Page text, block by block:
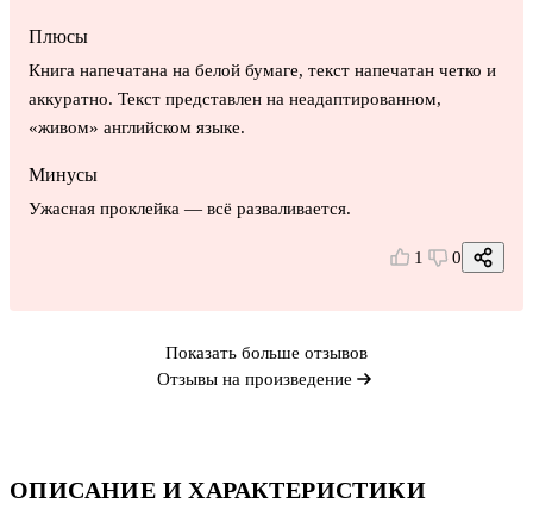
ОПИСАНИЕ И ХАРАКТЕРИСТИКИ
Плюсы
Книга напечатана на белой бумаге, текст напечатан четко и
аккуратно. Текст представлен на неадаптированном,
«живом» английском языке.
Минусы
Ужасная проклейка — всё разваливается.
1 0
Показать больше отзывов
Отзывы на произведение